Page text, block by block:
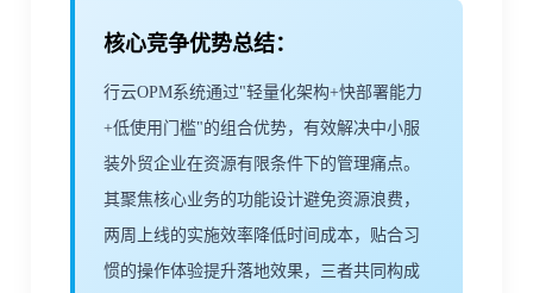
核心竞争优势总结：
行云OPM系统通过"轻量化架构+快部署能力
+低使用门槛"的组合优势，有效解决中小服
装外贸企业在资源有限条件下的管理痛点。
其聚焦核心业务的功能设计避免资源浪费，
两周上线的实施效率降低时间成本，贴合习
惯的操作体验提升落地效果，三者共同构成